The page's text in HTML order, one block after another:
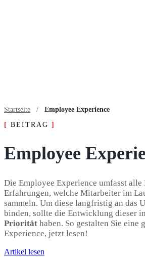
Startseite /
Employee Experience
[ BEITRAG ]
Employee
Die Employee Experience umfasst alle
Erfahrungen, welche Mitarbeiter im
sammeln. Um diese langfristig an das
binden, sollte die Entwicklung dieser
Priorität haben. So gestalten Sie eine
Experience, jetzt lesen!
Artikel lesen